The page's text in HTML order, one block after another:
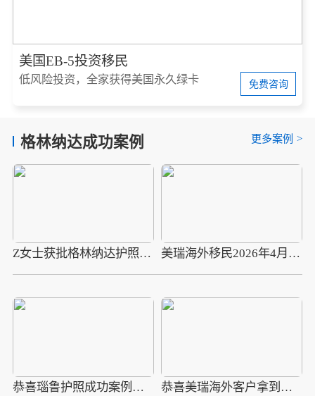
美国EB-5投资移民
低风险投资，全家获得美国永久绿卡 免费咨询
格林纳达成功案例 更多案例 >
Z女士获批格林纳达护照，将申请美国E2签证 美瑞海外移民2026年4月10组圣多美护照成功案例分享
恭喜瑙鲁护照成功案例，最新瑙鲁护照批准获批信 恭喜美瑞海外客户拿到瑙鲁护照最新获批信(2026年4月16日)